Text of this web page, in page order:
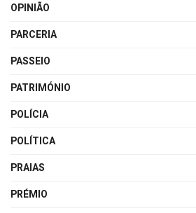
OPINIÃO
PARCERIA
PASSEIO
PATRIMÓNIO
POLÍCIA
POLÍTICA
PRAIAS
PRÉMIO